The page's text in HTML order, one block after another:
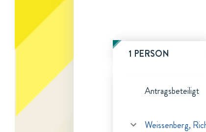
1 PERSON
Antragsbeteiligt
Weissenberg,